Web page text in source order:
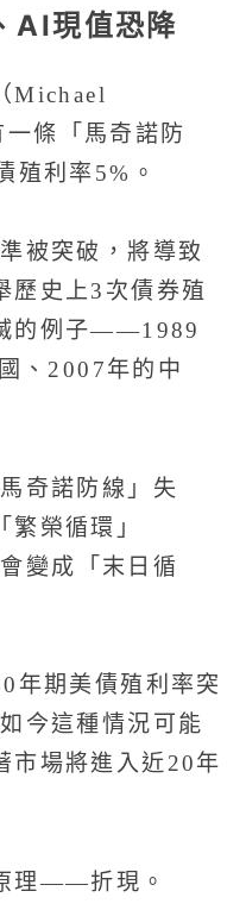
AI現值恐降
Michael
條「馬奇諾防
殖利率5%。
被突破，將導致
歷史上3次債券殖
的例子——1989
、2007年的中
奇諾防線」失
榮循環」
變成「末日循
年期美債殖利率突
今這種情況可能
市場將進入近20年
理——折現。